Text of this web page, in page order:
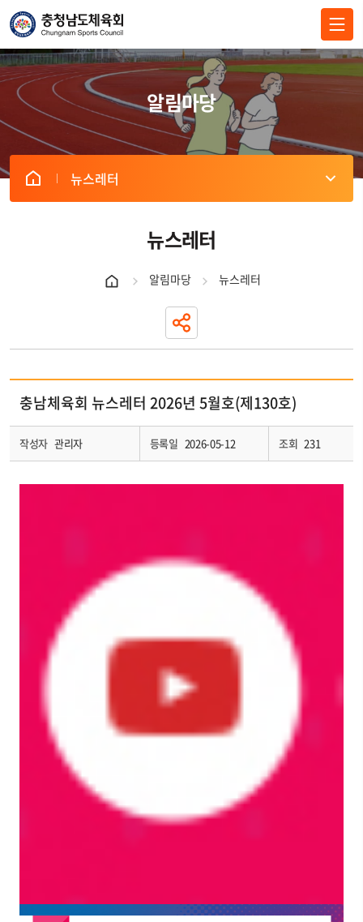
전체메뉴 닫기
알림마당
뉴스레터
뉴스레터
알림마당 뉴스레터
충남체육회 뉴스레터 2026년 5월호(제130호)
작성자 관리자 등록일 2026-05-12 조회 231